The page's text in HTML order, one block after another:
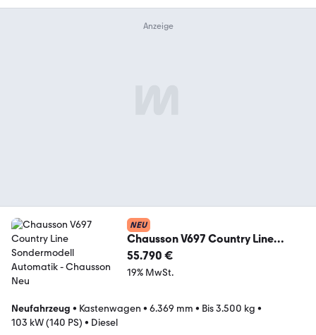
NEU
Chausson V697 Country Line
Sondermodell Automatik
55.790 €
19% MwSt.
Neufahrzeug • Kastenwagen • 6.369 mm • Bis 3.500 kg •
103 kW (140 PS) • Diesel